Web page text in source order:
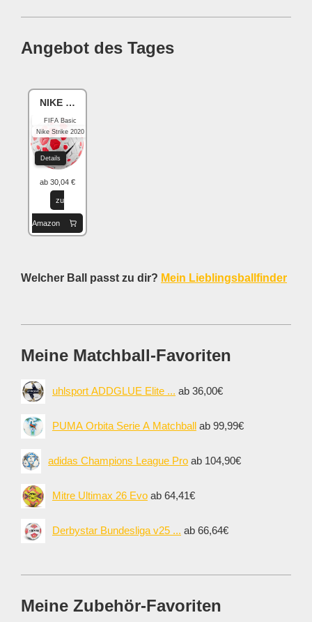
Angebot des Tages
NIKE Academy
FIFA Basic
Nike Strike 2020
Details
ab 30,04 €
zu
Amazon
Welcher Ball passt zu dir? Mein Lieblingsballfinder
Meine Matchball-Favoriten
uhlsport ADDGLUE Elite ... ab 36,00€
PUMA Orbita Serie A Matchball ab 99,99€
adidas Champions League Pro ab 104,90€
Mitre Ultimax 26 Evo ab 64,41€
Derbystar Bundesliga v25 ... ab 66,64€
Meine Zubehör-Favoriten